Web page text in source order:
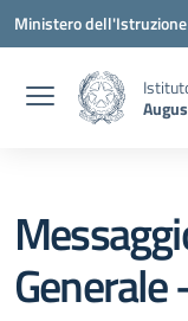
Vai ai contenuti
Vai al menu di
Vai al footer
Ministero
Generale